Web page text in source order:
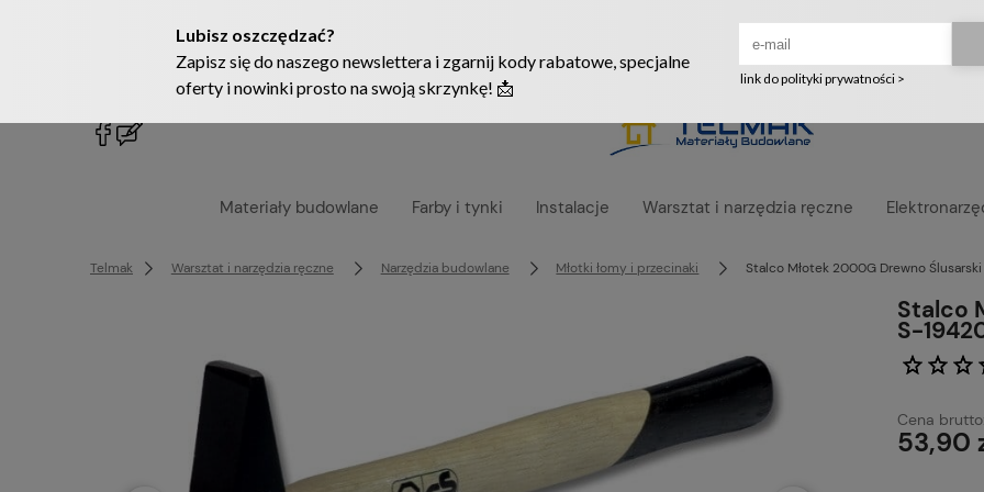
Ruszyła nowa szata graficzna naszego sklepu! ❤️
222905958 sklep@telmak.pl
Materiały budowlane Farby i tynki Instalacje Warsztat i narzędzia ręczne
Telmak Warsztat i narzędzia ręczne Narzędzia budowlane Młotki łomy i przecinaki Stalco Młotek 2000G Drewno
Stalco
S-
Cena brutto:
53,90